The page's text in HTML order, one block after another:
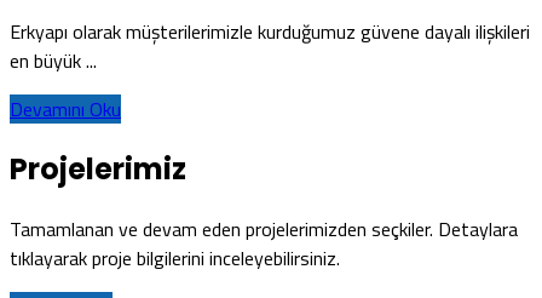
Erkyapı olarak müşterilerimizle kurduğumuz güvene dayalı ilişkileri
en büyük ...
Devamını Oku
Projelerimiz
Tamamlanan ve devam eden projelerimizden seçkiler. Detaylara
tıklayarak proje bilgilerini inceleyebilirsiniz.